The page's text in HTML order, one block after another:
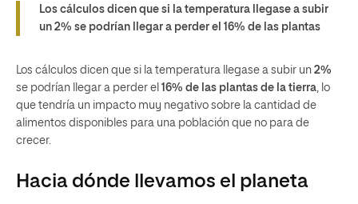
Los cálculos dicen que si la temperatura llegase a subir
un 2% se podrían llegar a perder el 16% de las plantas
Los cálculos dicen que si la temperatura llegase a subir un 2%
se podrían llegar a perder el 16% de las plantas de la tierra, lo
que tendría un impacto muy negativo sobre la cantidad de
alimentos disponibles para una población que no para de
crecer.
Hacia dónde llevamos el planeta